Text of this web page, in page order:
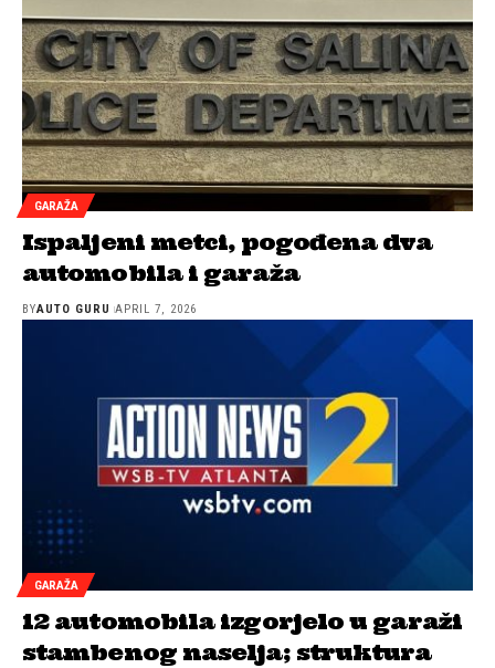
GARAŽA
Ispaljeni metci, pogođena dva
automobila i garaža
BYAUTO GURU APRIL 7, 2026
GARAŽA
12 automobila izgorjelo u garaži
stambenog naselja; struktura